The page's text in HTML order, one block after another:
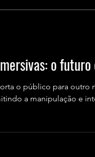
o
o público para outro
a manipulação e